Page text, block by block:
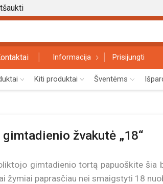
input
Informacija Prisijungti
Kiti produktai Šventėms
žvakutė „18“
gimtadienio tortą papuoškite šia
žymiai paprasčiau nei smaigstyti 18